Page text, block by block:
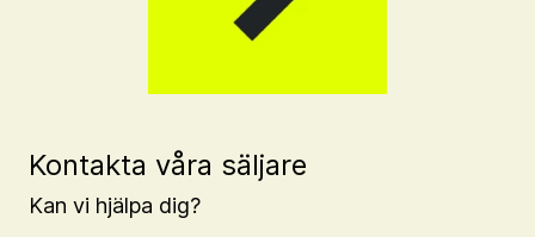
Kontakta våra säljare
Kan vi hjälpa dig?